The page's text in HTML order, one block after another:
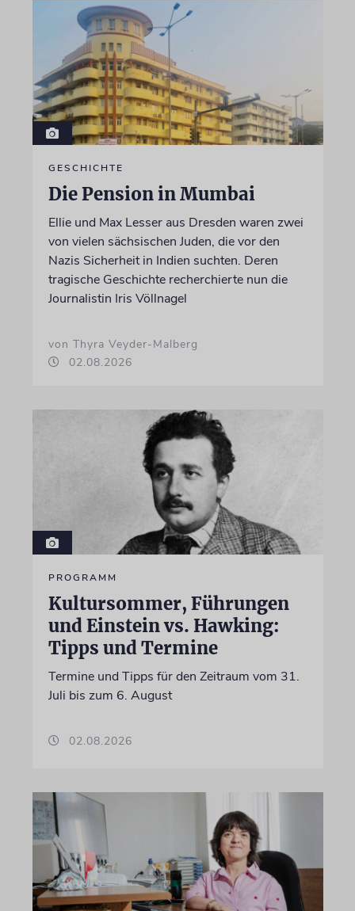
GESCHICHTE
Die Pension in Mumbai
Ellie und Max Lesser aus Dresden waren zwei
von vielen sächsischen Juden, die vor den
Nazis Sicherheit in Indien suchten. Deren
tragische Geschichte recherchierte nun die
Journalistin Iris Völlnagel
von Thyra Veyder-Malberg
02.08.2026
PROGRAMM
Kultursommer, Führungen
und Einstein vs. Hawking:
Tipps und Termine
Termine und Tipps für den Zeitraum vom 31.
Juli bis zum 6. August
02.08.2026